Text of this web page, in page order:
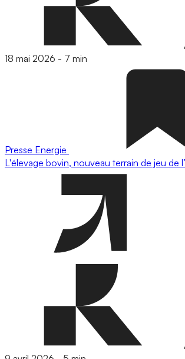
18 mai 2026 - 7 min
Presse Energie
L'élevage bovin, nouveau terrain de jeu de